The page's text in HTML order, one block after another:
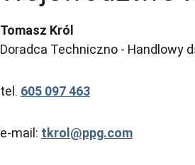
Tomasz Król
Doradca Techniczno - Handlowy
tel. 605 097 463
e-mail: tkrol@ppg.com